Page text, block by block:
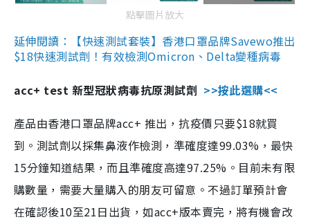
點擊圖片放大
延伸閱讀：【快速測試套裝】香港口罩品牌Savewo推出
$18快速測試劑！有效檢測Omicron、Delta變種病毒
acc+ test 新型冠狀病毒抗原測試劑 >>按此選購<<
產品由香港口罩品牌acc+ 推出，抗疫價只要$18就買
到。測試劑以採集鼻液作檢測，準確度達99.03%，最快
15分鐘知道結果，而且準確度高達97.25%。目前未有限
購數量，需要大量購入的朋友可留意。不過訂單預計會
在確認後10至21日出貨，如acc+版本賣完，將有機會改